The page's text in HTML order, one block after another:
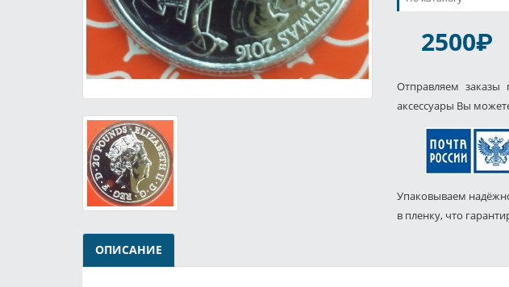
2500P
Отправляем заказы
аксессуары Вы
Упаковываем
в пленку, что
ОПИСАНИЕ